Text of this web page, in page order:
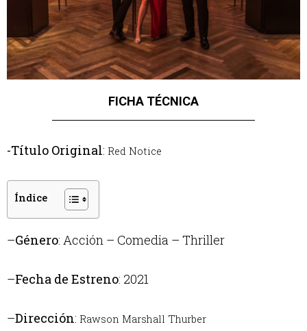
FICHA TÉCNICA
-Título Original: Red Notice
Índice
–Género: Acción – Comedia – Thriller
–Fecha de Estreno: 2021
–Dirección: Rawson Marshall Thurber